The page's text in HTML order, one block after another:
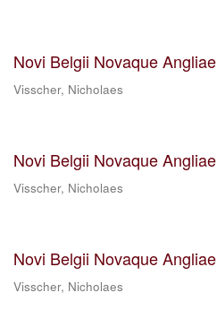
Novi Belgii Novaque Angliae
Visscher, Nicholaes
Novi Belgii Novaque Angliae
Visscher, Nicholaes
Novi Belgii Novaque Angliae
Visscher, Nicholaes